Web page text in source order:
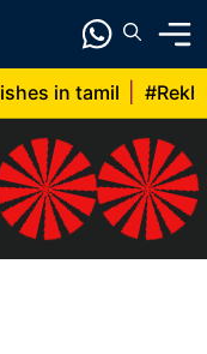
in tamil